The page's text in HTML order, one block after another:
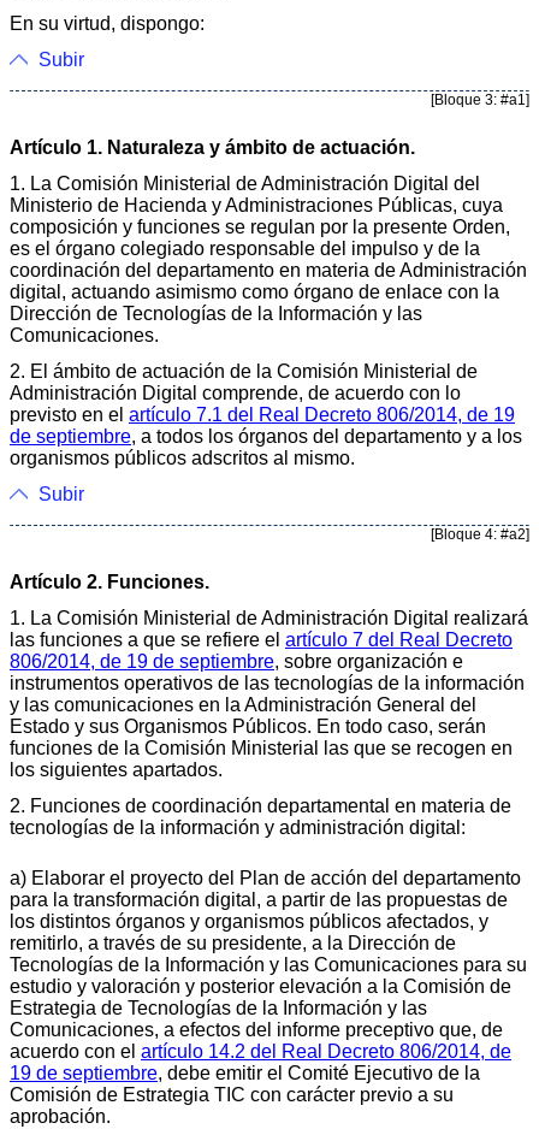
En su virtud, dispongo:
Subir
[Bloque 3: #a1]
Artículo 1. Naturaleza y ámbito de actuación.
1. La Comisión Ministerial de Administración Digital del
Ministerio de Hacienda y Administraciones Públicas, cuya
composición y funciones se regulan por la presente Orden,
es el órgano colegiado responsable del impulso y de la
coordinación del departamento en materia de Administración
digital, actuando asimismo como órgano de enlace con la
Dirección de Tecnologías de la Información y las
Comunicaciones.
2. El ámbito de actuación de la Comisión Ministerial de
Administración Digital comprende, de acuerdo con lo
previsto en el artículo 7.1 del Real Decreto 806/2014, de 19
de septiembre, a todos los órganos del departamento y a los
organismos públicos adscritos al mismo.
Subir
[Bloque 4: #a2]
Artículo 2. Funciones.
1. La Comisión Ministerial de Administración Digital realizará
las funciones a que se refiere el artículo 7 del Real Decreto
806/2014, de 19 de septiembre, sobre organización e
instrumentos operativos de las tecnologías de la información
y las comunicaciones en la Administración General del
Estado y sus Organismos Públicos. En todo caso, serán
funciones de la Comisión Ministerial las que se recogen en
los siguientes apartados.
2. Funciones de coordinación departamental en materia de
tecnologías de la información y administración digital:
a) Elaborar el proyecto del Plan de acción del departamento
para la transformación digital, a partir de las propuestas de
los distintos órganos y organismos públicos afectados, y
remitirlo, a través de su presidente, a la Dirección de
Tecnologías de la Información y las Comunicaciones para su
estudio y valoración y posterior elevación a la Comisión de
Estrategia de Tecnologías de la Información y las
Comunicaciones, a efectos del informe preceptivo que, de
acuerdo con el artículo 14.2 del Real Decreto 806/2014, de
19 de septiembre, debe emitir el Comité Ejecutivo de la
Comisión de Estrategia TIC con carácter previo a su
aprobación.